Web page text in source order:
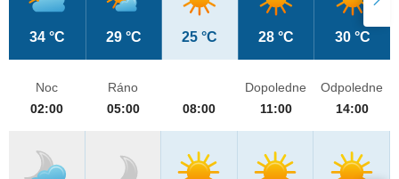
34 °C 29 °C 25 °C 28 °C 30 °C
Noc
02:00
Ráno
05:00
08:00
Dopoledne
11:00
Odpoledne
14:00